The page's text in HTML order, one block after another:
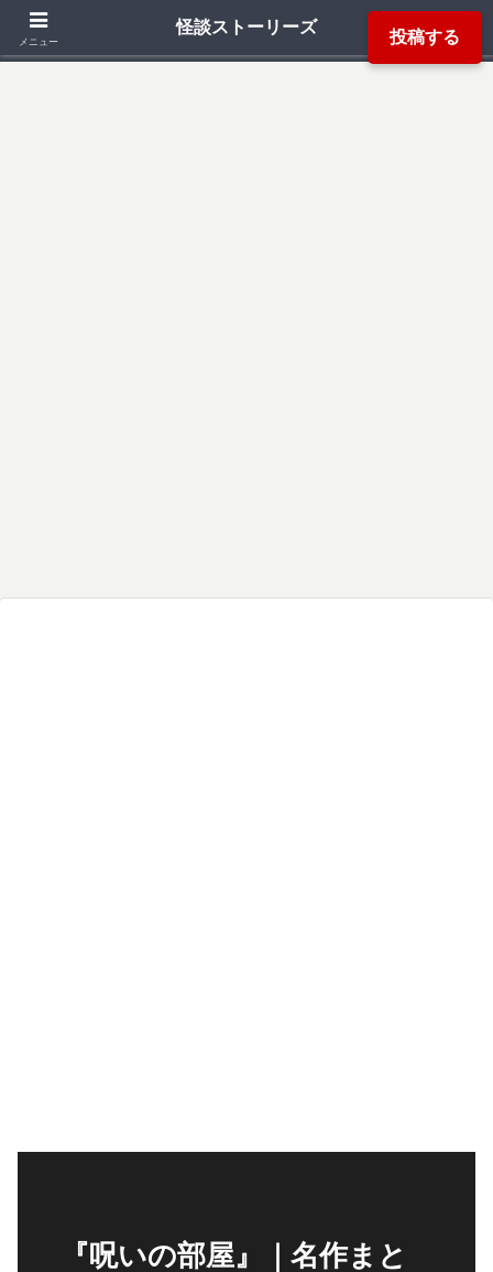
投稿する
「死ぬ程洒落にならない怖い話」「本当にあった怖い話」「都市伝説」などか
『呪いの部屋』｜名作まと
メニュー
怪談ストーリーズ
検索